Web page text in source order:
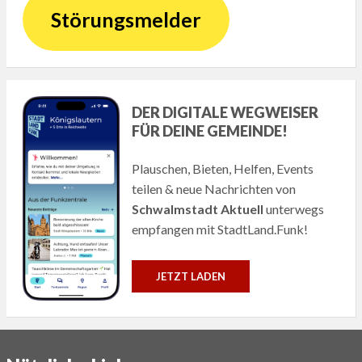
Störungsmelder
DER DIGITALE WEGWEISER
FÜR DEINE GEMEINDE!
Plauschen, Bieten, Helfen, Events
teilen & neue Nachrichten von
Schwalmstadt Aktuell unterwegs
empfangen mit StadtLand.Funk!
JETZT LADEN